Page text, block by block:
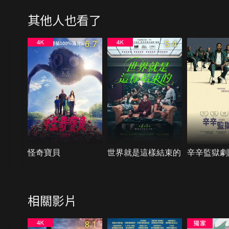
其他人也看了
6.7
怪奇寶貝
5.4
世界就是這樣結束的 辛辛監獄
相關影片
8.1